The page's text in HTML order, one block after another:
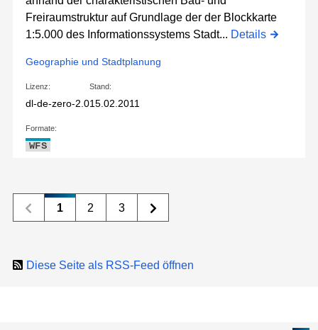
Freiraumstruktur auf Grundlage der der Blockkarte
1:5.000 des Informationssystems Stadt... Details
Geographie und Stadtplanung
Lizenz:
dl-de-zero-2.0
Stand:
15.02.2011
Formate:
WFS
1 2 3
Diese Seite als RSS-Feed öffnen